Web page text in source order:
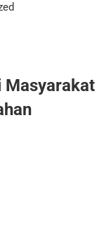
Masyarakat